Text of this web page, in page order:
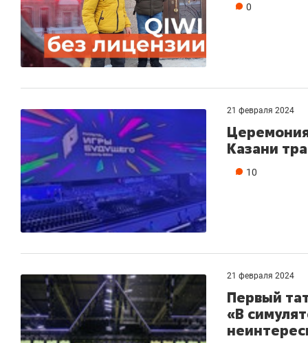
0
21 февраля 2024
Казани
10
21 февраля 2024
Первый
«В